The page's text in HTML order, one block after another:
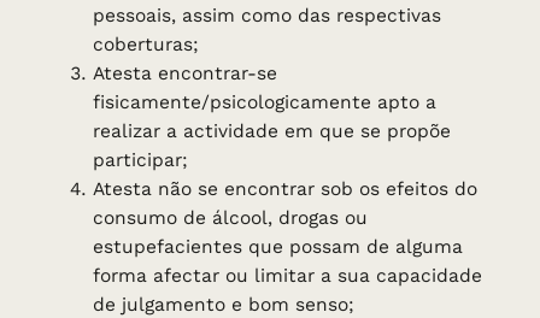
pessoais, assim como das respectivas
coberturas;
Atesta encontrar-se
fisicamente/psicologicamente apto a
realizar a actividade em que se propõe
participar;
Atesta não se encontrar sob os efeitos do
consumo de álcool, drogas ou
estupefacientes que possam de alguma
forma afectar ou limitar a sua capacidade
de julgamento e bom senso;